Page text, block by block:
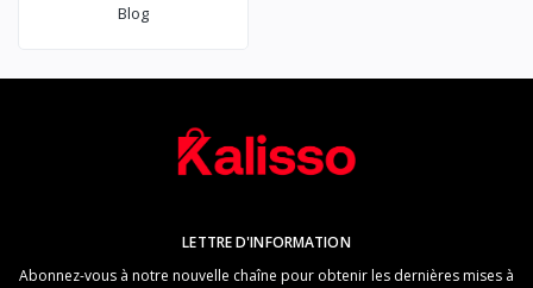
Blog
LETTRE D'INFORMATION
Abonnez-vous à notre nouvelle chaîne pour obtenir les dernières mises à